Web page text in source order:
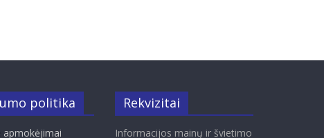
politika
apmokėjimai
Rekvizitai
Informacijos mainų ir švietimo